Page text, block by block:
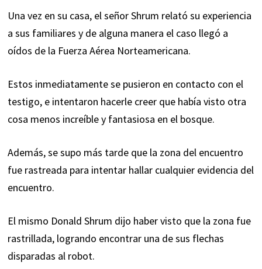
Una vez en su casa, el señor Shrum relató su experiencia
a sus familiares y de alguna manera el caso llegó a
oídos de la Fuerza Aérea Norteamericana.
Estos inmediatamente se pusieron en contacto con el
testigo, e intentaron hacerle creer que había visto otra
cosa menos increíble y fantasiosa en el bosque.
Además, se supo más tarde que la zona del encuentro
fue rastreada para intentar hallar cualquier evidencia del
encuentro.
El mismo Donald Shrum dijo haber visto que la zona fue
rastrillada, logrando encontrar una de sus flechas
disparadas al robot.